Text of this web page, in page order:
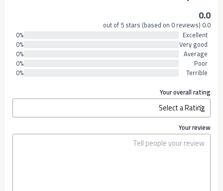
0.0
0.0 out of 5 stars (based on 0 reviews)
Excellent
0%
Very good
0%
Average
0%
Poor
0%
Terrible
0%
Your overall rating
Your review